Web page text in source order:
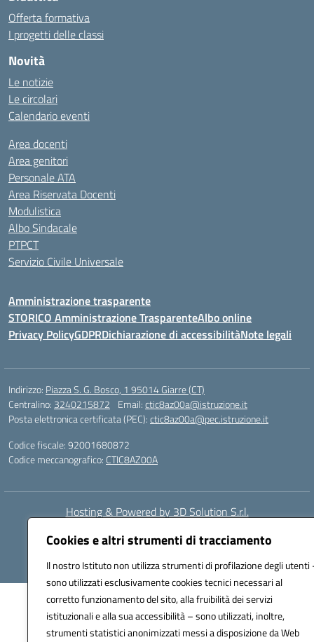
Cookies e altri strumenti di tracciamento
Il nostro Istituto non utilizza strumenti di profilazione degli utenti
sono utilizzati esclusivamente cookies tecnici necessari al
corretto funzionamento del sito, alla fruibilità dei servizi
istituzionali e alla sua accessibilità – sono utilizzati, inoltre,
strumenti statistici anonimizzati messi a disposizione da Web
Offerta formativa
I progetti delle classi
Novità
Le notizie
Le circolari
Calendario eventi
Area docenti
Area genitori
Personale ATA
Area Riservata Docenti
Modulistica
Albo Sindacale
PTPCT
Servizio Civile Universale
Amministrazione trasparente
STORICO Amministrazione TrasparenteAlbo online
Privacy PolicyGDPRDichiarazione di accessibilitàNote legali
Indirizzo: Piazza S. G. Bosco, 1 95014 Giarre (CT)
Centralino: 3240215872 Email:ctic8az00a@istruzione.it
Posta elettronica certificata (PEC):ctic8az00a@pec.istruzione.it
Codice fiscale: 92001680872
Codice meccanografico: CTIC8AZ00A
Hosting & Powered by 3D Solution S.r.l.